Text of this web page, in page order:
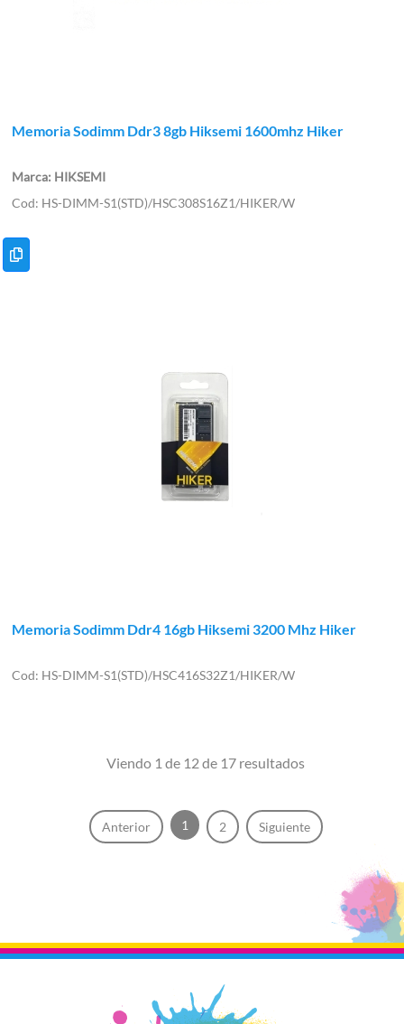
Memoria Sodimm Ddr3 8gb Hiksemi 1600mhz Hiker
HIKSEMI
HS-DIMM-S1(STD)/HSC308S16Z1/HIKER/W
Memoria Sodimm Ddr4 16gb Hiksemi 3200 Mhz Hiker
HS-DIMM-S1(STD)/HSC416S32Z1/HIKER/W
Viendo 1 de 12 de 17 resultados
Anterior 1 2 Siguiente